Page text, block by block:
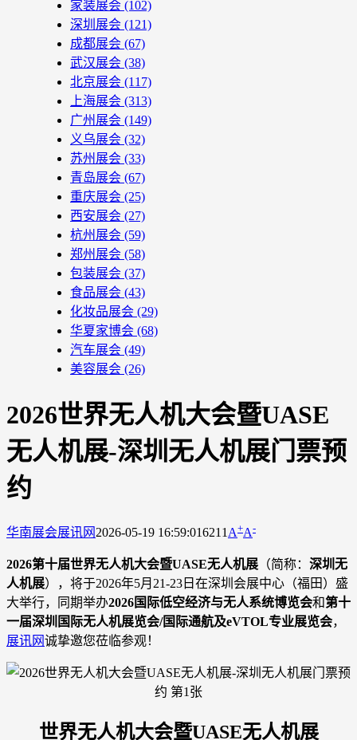
家装展会 (102)
深圳展会 (121)
成都展会 (67)
武汉展会 (38)
北京展会 (117)
上海展会 (313)
广州展会 (149)
义乌展会 (32)
苏州展会 (33)
青岛展会 (67)
重庆展会 (25)
西安展会 (27)
杭州展会 (59)
郑州展会 (58)
包装展会 (37)
食品展会 (43)
化妆品展会 (29)
华夏家博会 (68)
汽车展会 (49)
美容展会 (26)
2026世界无人机大会暨UASE
无人机展-深圳无人机展门票预
约
华南展会展讯网 2026-05-19 16:59:016211 A+A-
2026第十届世界无人机大会暨UASE无人机展 （简称： 深圳无
人机展），将于2026年5月21-23日在深圳会展中心（福田）盛
大举行，同期举办2026国际低空经济与无人系统博览会和第十
一届深圳国际无人机展览会/国际通航及eVTOL专业展览会，
展讯网诚挚邀您莅临参观！
世界无人机大会暨UASE无人机展